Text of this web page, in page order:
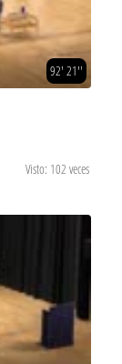
92' 21''
Visto: 102 veces